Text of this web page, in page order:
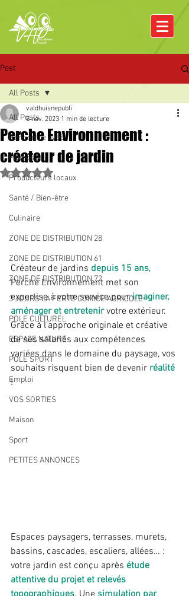
Post
All Posts
Rencontre avec
Pâques
Producteurs locaux
Santé / Bien-être
Culinaire
ZONE DE DISTRIBUTION 28
ZONE DE DISTRIBUTION 61
ZONE DE DISTRIBUTION 72
3 JOURS LA FERTE COMICE AGRICOLE
POLE CULTUREL
ESPACE NATURE
POLE SPORT
Emploi
VOS SORTIES
Maison
Sport
PETITES ANNONCES
All Posts
Perche Environnement :
créateur de jardin
valdhuisnepubli
5 nov. 2023 1 min de lecture
Noté NaN étoiles sur 5.
Créateur de jardins depuis 15 ans,
Perche Environnement met son
expertise à votre service pour imaginer,
aménager et entretenir votre extérieur.
Grâce à l'approche originale et créative
de ses salariés aux compétences
variées dans le domaine du paysage, vos
souhaits risquent bien de devenir réalité
!
Espaces paysagers, terrasses, murets,
bassins, cascades, escaliers, allées… :
votre jardin est conçu après étude
attentive du projet et relevés